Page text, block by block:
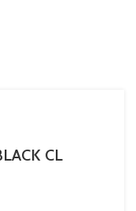
CL